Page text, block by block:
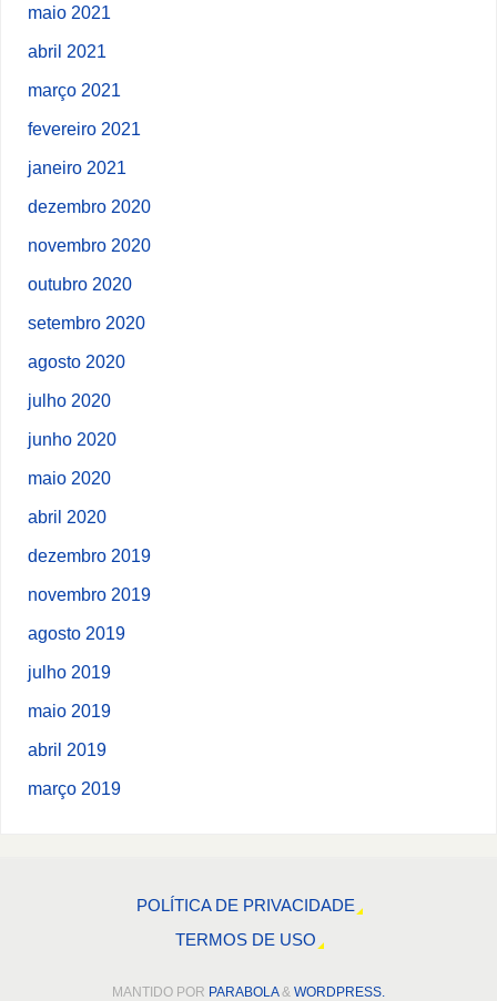
maio 2021
abril 2021
março 2021
fevereiro 2021
janeiro 2021
dezembro 2020
novembro 2020
outubro 2020
setembro 2020
agosto 2020
julho 2020
junho 2020
maio 2020
abril 2020
dezembro 2019
novembro 2019
agosto 2019
julho 2019
maio 2019
abril 2019
março 2019
POLÍTICA DE PRIVACIDADE
TERMOS DE USO
MANTIDO POR PARABOLA& WORDPRESS.